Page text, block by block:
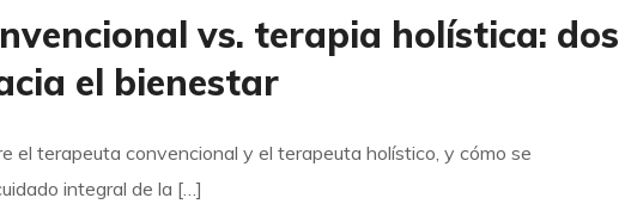
vs. terapia holística: dos
el bienestar
el terapeuta convencional y el terapeuta holístico, y cómo se
integral de la […]